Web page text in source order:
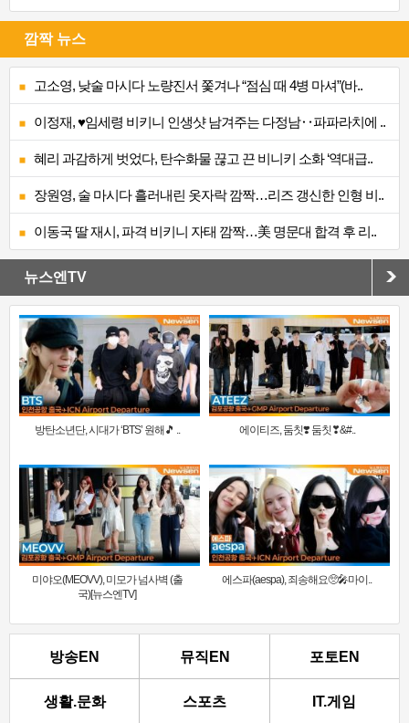
깜짝 뉴스
고소영, 낮술 마시다 노량진서 쫓겨나 “점심 때 4병 마셔”(바..
이정재, ♥임세령 비키니 인생샷 남겨주는 다정남‥파파라치에 ..
혜리 과감하게 벗었다, 탄수화물 끊고 끈 비니키 소화 ‘역대급..
장원영, 술 마시다 흘러내린 옷자락 깜짝…리즈 갱신한 인형 비..
이동국 딸 재시, 파격 비키니 자태 깜짝…美 명문대 합격 후 리..
뉴스엔TV
방탄소년단, 시대가 ‘BTS’ 원해🎵 .. 에이티즈, 둠칫❣️ 둠칫❣&#..
미야오(MEOVV), 미모가 넘사벽 (출
국)[뉴스엔TV]
에스파(aespa), 죄송해요🥺🎤마이..
방송EN 뮤직EN 포토EN
생활.문화 스포츠 IT.게임